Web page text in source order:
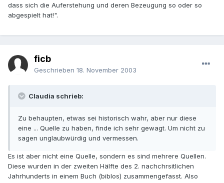
dass sich die Auferstehung und deren Bezeugung so oder so
abgespielt hat!".
ficb
Geschrieben 18. November 2003
Claudia schrieb:
Zu behaupten, etwas sei historisch wahr, aber nur diese
eine ... Quelle zu haben, finde ich sehr gewagt. Um nicht zu
sagen unglaubwürdig und vermessen.
Es ist aber nicht eine Quelle, sondern es sind mehrere Quellen.
Diese wurden in der zweiten Hälfte des 2. nachchrsitlichen
Jahrhunderts in einem Buch (biblos) zusammengefasst. Also